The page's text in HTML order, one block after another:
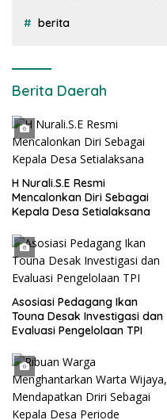
berita
Berita Daerah
H Nurali.S.E Resmi
Mencalonkan Diri Sebagai
Kepala Desa Setialaksana
Asosiasi Pedagang Ikan
Touna Desak Investigasi dan
Evaluasi Pengelolaan TPI